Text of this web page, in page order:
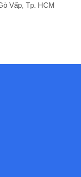
Vấp, Tp. HCM